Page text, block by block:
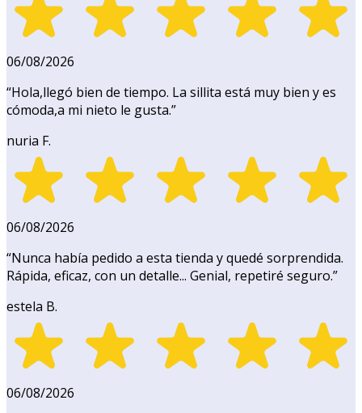
06/08/2026
“Hola,llegó bien de tiempo. La sillita está muy bien y es
cómoda,a mi nieto le gusta.”
nuria F.
06/08/2026
“Nunca había pedido a esta tienda y quedé sorprendida.
Rápida, eficaz, con un detalle... Genial, repetiré seguro.”
estela B.
06/08/2026